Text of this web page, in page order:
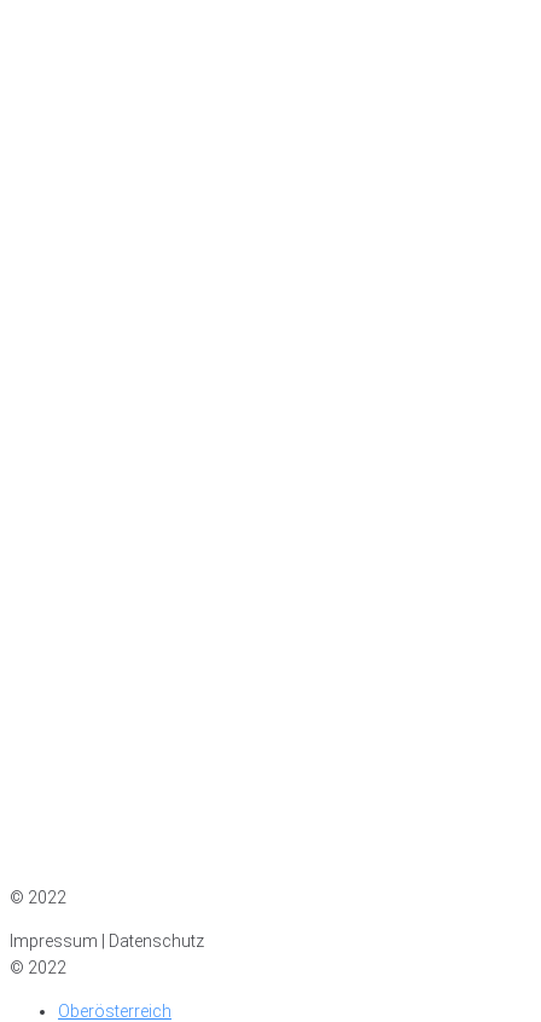
© 2022
Impressum | Datenschutz
© 2022
Oberösterreich